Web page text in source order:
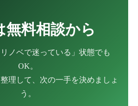
無料相談から
リノベで迷っている」状態でも
OK。
理して、次の一手を決めましょ
う。